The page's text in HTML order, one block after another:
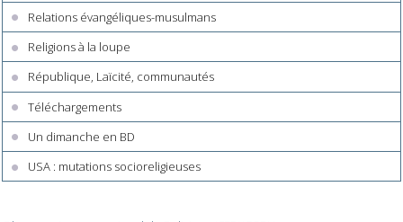
Relations évangéliques-musulmans
Religions à la loupe
République, Laïcité, communautés
Téléchargements
Un dimanche en BD
USA : mutations socioreligieuses